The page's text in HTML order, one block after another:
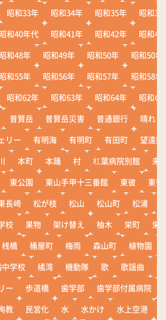
昭和33年 昭和34年 昭和35年
昭和36
昭和40年代 昭和41年 昭和42年
昭和43
昭和48年 昭和49年 昭和50年
昭和50年
昭和55年 昭和56年 昭和57年
昭和58年
昭和62年 昭和63年 昭和64年
昭和の
普賢岳 普賢岳災害 普通銀行
晴れ
リー 有明海 有明町 有田町
望遠鏡
本町 本踊 村 杠葉病院別館
来
東公園 東山手甲十三番館 東彼
東彼
長崎 松が枝 松山 松山町 松浦
校 果物 架け替え 柚木 栄町
栄
桟橋 桶屋町 梅雨 森山町 植物園
学校 橘湾 機動隊 歌 歌謡曲
ー 歩道橋 歯学部 歯学部付属病院
教 民営化 水 水かけ 水上空港